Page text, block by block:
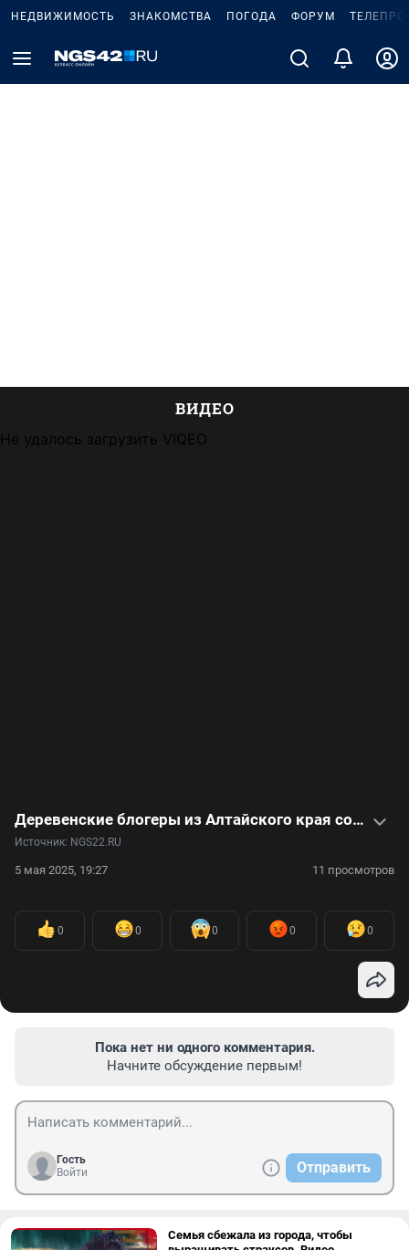
НЕДВИЖИМОСТЬ ЗНАКОМСТВА ПОГОДА ФОРУМ
ВИДЕО
Не удалось загрузить VIQEO
Деревенские блогеры из Алтайского края собирают миллионы просмотров на своих роликах: видео
Источник: NGS22.RU
5 мая 2025, 19:27 11 просмотров
0 0 0 0 0
Пока нет ни одного комментария.
Начните обсуждение первым!
Гость
Войти
Отправить
Семья сбежала из города, чтобы